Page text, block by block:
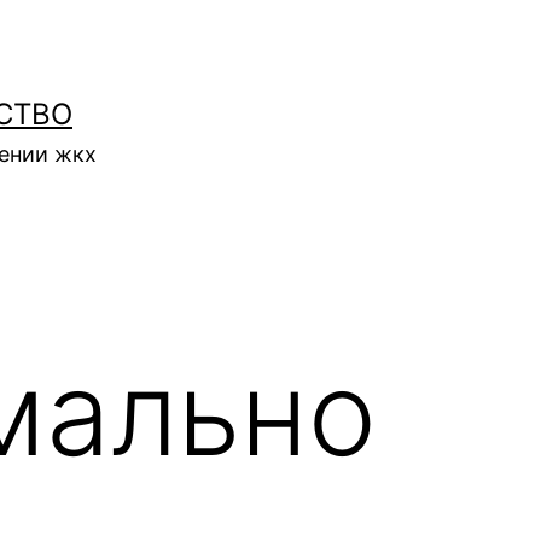
жкх